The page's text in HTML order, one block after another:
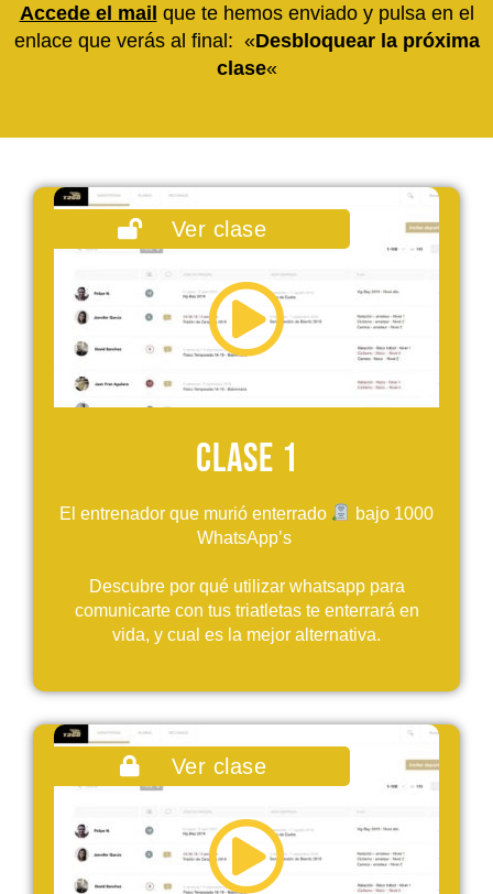
Accede el mail que te hemos enviado y pulsa en el
enlace que verás al final: «Desbloquear la próxima
clase«
Clase 1
El entrenador que murió enterrado
bajo 1000
WhatsApp’s
Descubre por qué utilizar whatsapp para
comunicarte con tus triatletas te enterrará en
vida, y cual es la mejor alternativa.
Ver clase
Ver clase